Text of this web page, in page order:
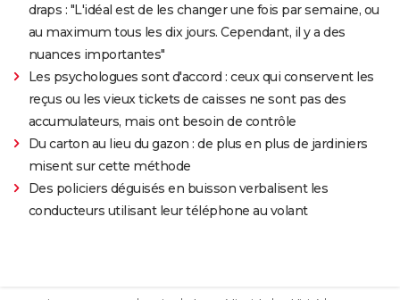
draps : "L'idéal est de les changer une fois par semaine, ou
au maximum tous les dix jours. Cependant, il y a des
nuances importantes"
Les psychologues sont d'accord : ceux qui conservent les
reçus ou les vieux tickets de caisses ne sont pas des
accumulateurs, mais ont besoin de contrôle
Du carton au lieu du gazon : de plus en plus de jardiniers
misent sur cette méthode
Des policiers déguisés en buisson verbalisent les
conducteurs utilisant leur téléphone au volant